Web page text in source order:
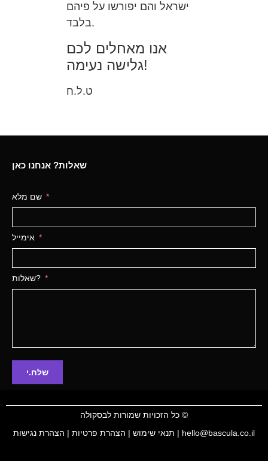
ישראל והם יפורשו על פיהם
בלבד.
אנו מאחלים לכם
גלישה נעימה!
ט.ל.ח
שאלות? אנחנו כאן
שאלות?
שלח.י
©
תנאי שימוש | הצהרת פרטיות | הצהרת נגישות | hello@bascula.co.il